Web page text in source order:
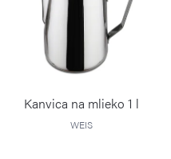
Kanvica na mlieko 1 l
WEIS